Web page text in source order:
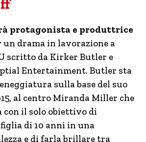
protagonista e produttrice
un drama in lavorazione a
scritto da Kirker Butler e
Entertainment. Butler sta
sulla base del suo
al centro Miranda Miller che
con il solo obiettivo di
di 10 anni in una
e di farla brillare tra